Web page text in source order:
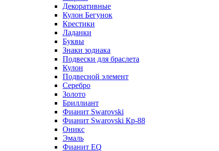
Декоративные
Кулон Бегунок
Крестики
Ладанки
Буквы
Знаки зодиака
Подвески для браслета
Кулон
Подвесной элемент
Серебро
Золото
Бриллиант
Фианит Swarovski
Фианит Swarovski Кр-88
Оникс
Эмаль
Фианит EQ